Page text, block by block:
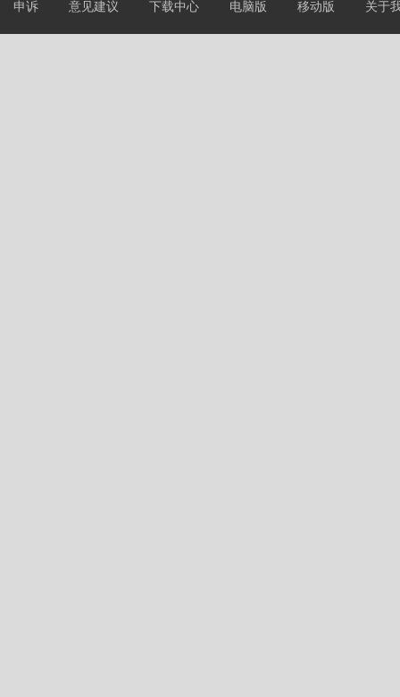
申诉 意见建议 下载中心 电脑版 移动版 关于